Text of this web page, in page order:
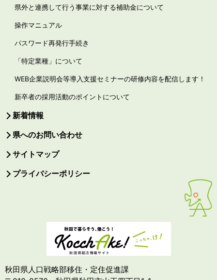
県外と連携して行う事業に対する補助金について
操作マニュアル
パスワード再発行手続き
「特定業種」について
WEB企業説明会等導入支援セミナーの研修内容を配信します！
新卒者の採用活動のポイントについて
新着情報
県へのお問い合わせ
サイトマップ
プライバシーポリシー
秋田県人口戦略部移住・定住促進課